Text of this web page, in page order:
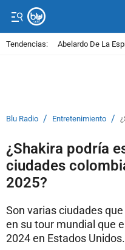
Tendencias: Abelardo De La
Blu Radio / Entretenimiento /
¿Shakira podría
ciudades
2025?
Son varias ciudades
en su tour mundial que
2024 en Estados Unidos.